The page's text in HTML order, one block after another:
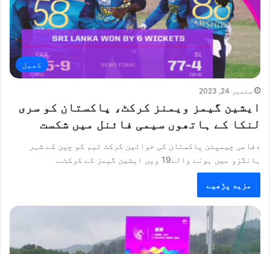
کھیل
ستمبر 24, 2023
ایشین گیمز ویمنز کرکٹ، پاکستان کو سری
لنکا کے ہاتھوں سیمی فائنل میں شکست
دفاعی چیمپئن پاکستان کی خواتین کرکٹ ٹیم کو چین کے شہر
ہانگزو میں ہونے والے19 ویں ایشین گیمز کے کرکٹ…
مزید پڑھیے